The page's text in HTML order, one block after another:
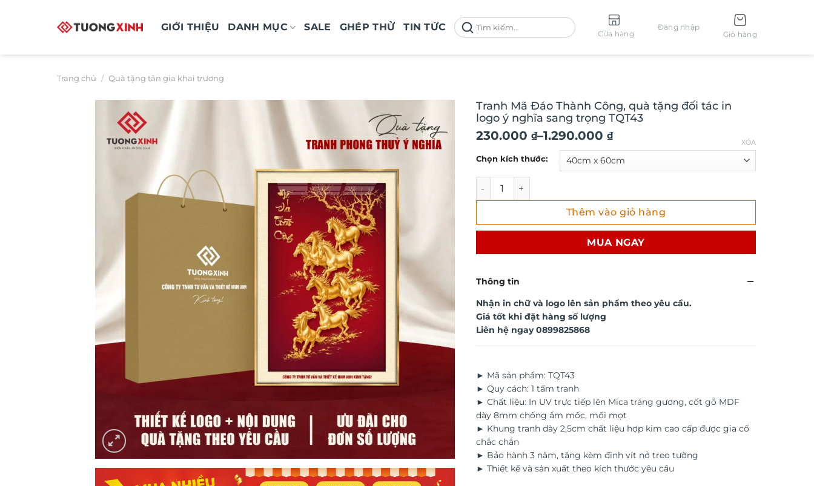
GIỚI THIỆU DANH MỤC SALE GHÉP THỬ TIN TỨC
Tìm
kiếm:
Cửa hàng
Đăng nhập
Giỏ hàng
Trang chủ / Quà tặng tân gia khai trương
Tranh Mã Đáo Thành Công, quà tặng đối tác in
logo ý nghĩa sang trọng TQT43
230.000 ₫–1.290.000 ₫
Khoảng
giá:
230.000 ₫
1.290.000 ₫
Chọn kích thước:
XÓA
Tranh Mã Đáo Thành Công, quà tặng đối tác in logo ý nghĩa sang trọng
Thêm vào giỏ hàng
MUA NGAY
Thông tin
Nhận in chữ và logo lên sản phẩm theo yêu cầu.
Giá tốt khi đặt hàng số lượng
Liên hệ ngay0899825868
► Mã sản phẩm: TQT43
► Quy cách: 1 tấm tranh
► Chất liệu: In UV trực tiếp lên Mica tráng gương, cốt gỗ MDF
dày 8mm chống ẩm mốc, mối mọt
► Khung tranh dày 2,5cm chất liệu hợp kim cao cấp được gia cố
chắc chắn
► Bảo hành 3 năm, tặng kèm đinh vít nở treo tường
► Thiết kế và sản xuất theo kích thước yêu cầu